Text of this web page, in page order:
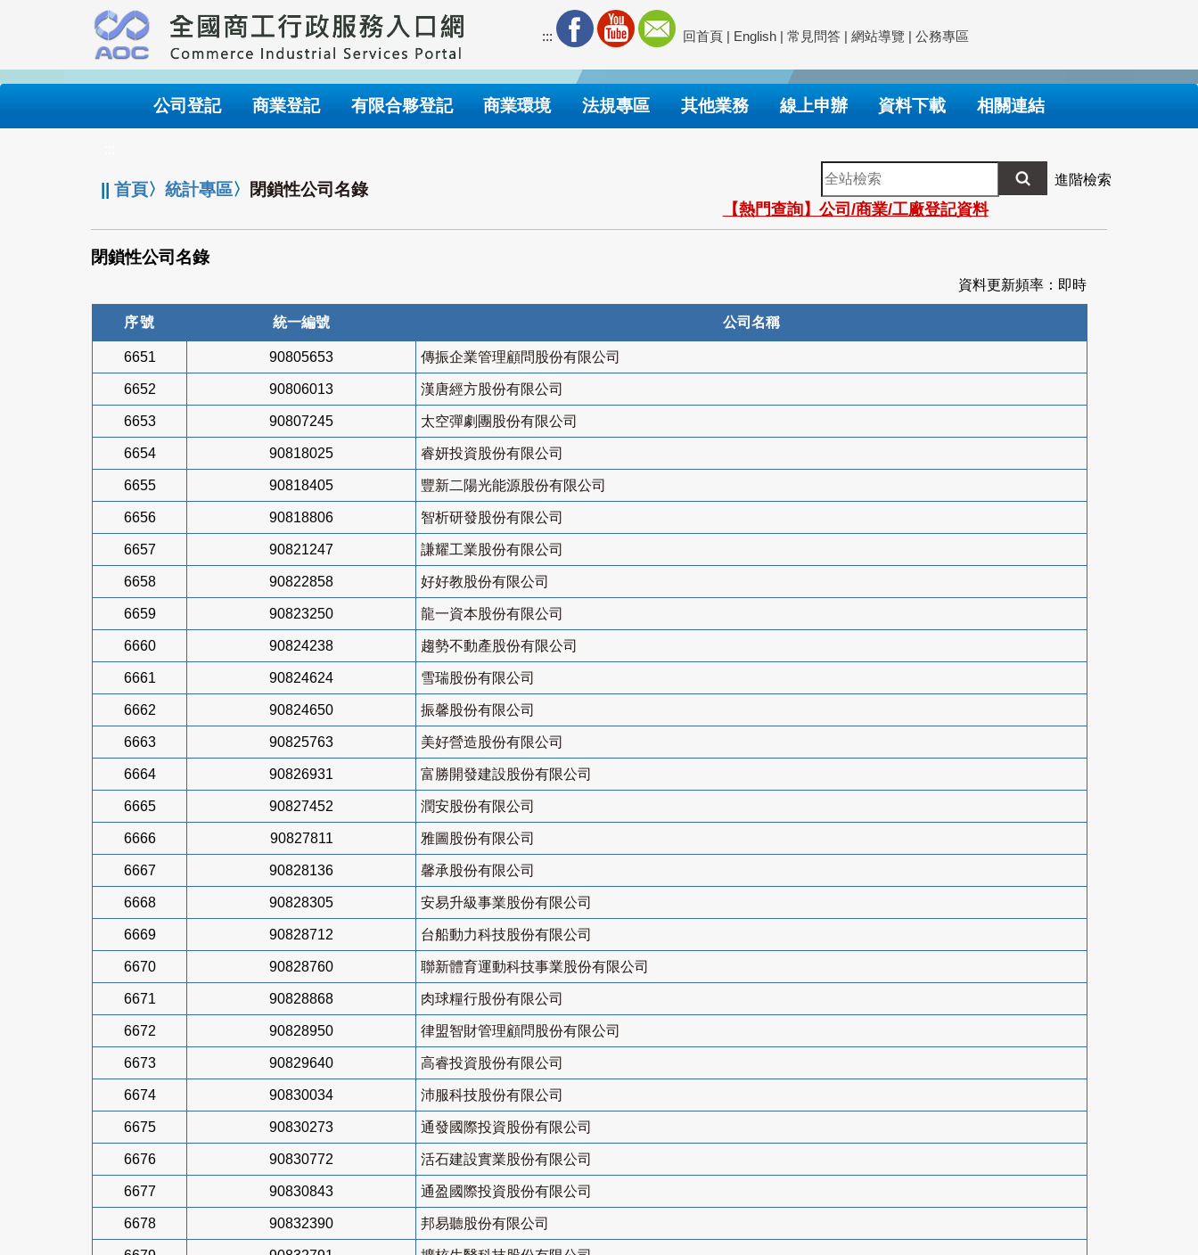
要
內
::: 回首頁 | English | 常見問答 | 網站導覽 | 公務專區
公司登記 商業登記 有限合夥登記 商業環境 法規專區 其他業務 線上申辦 資料下載 相關連結
||首頁〉統計專區〉 閉鎖性公司名錄
全
站
檢
索
進階檢索
【熱門查詢】公司/商業/工廠登記資料
閉鎖性公司名錄
資料更新頻率：即時
序號 統一編號 公司名稱
6651 90805653 傳振企業管理顧問股份有限公司
6652 90806013 漢唐經方股份有限公司
6653 90807245 太空彈劇團股份有限公司
6654 90818025 睿妍投資股份有限公司
6655 90818405 豐新二陽光能源股份有限公司
6656 90818806 智析研發股份有限公司
6657 90821247 謙耀工業股份有限公司
6658 90822858 好好教股份有限公司
6659 90823250 龍一資本股份有限公司
6660 90824238 趨勢不動產股份有限公司
6661 90824624 雪瑞股份有限公司
6662 90824650 振馨股份有限公司
6663 90825763 美好營造股份有限公司
6664 90826931 富勝開發建設股份有限公司
6665 90827452 潤安股份有限公司
6666 90827811 雅圖股份有限公司
6667 90828136 馨承股份有限公司
6668 90828305 安易升級事業股份有限公司
6669 90828712 台船動力科技股份有限公司
6670 90828760 聯新體育運動科技事業股份有限公司
6671 90828868 肉球糧行股份有限公司
6672 90828950 律盟智財管理顧問股份有限公司
6673 90829640 高睿投資股份有限公司
6674 90830034 沛服科技股份有限公司
6675 90830273 通發國際投資股份有限公司
6676 90830772 活石建設實業股份有限公司
6677 90830843 通盈國際投資股份有限公司
6678 90832390 邦易聽股份有限公司